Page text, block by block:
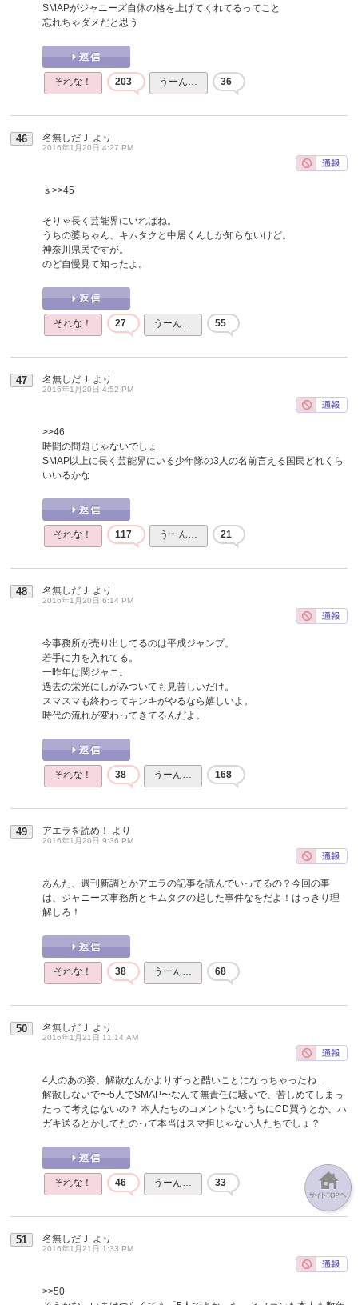
SMAPがジャニーズ自体の格を上げてくれてるってこと
忘れちゃダメだと思う
それな！ 203 うーん… 36
46 名無しだＪ より
2016年1月20日 4:27 PM
ｓ >>45
そりゃ長く芸能界にいればね。
うちの婆ちゃん、キムタクと中居くんしか知らないけど。
神奈川県民ですが。
のど自慢見て知ったよ。
それな！ 27 うーん… 55
47 名無しだＪ より
2016年1月20日 4:52 PM
>>46
時間の問題じゃないでしょ
SMAP以上に長く芸能界にいる少年隊の3人の名前言える国民どれくら
いいるかな
それな！ 117 うーん… 21
48 名無しだＪ より
2016年1月20日 6:14 PM
今事務所が売り出してるのは平成ジャンプ。
若手に力を入れてる。
一昨年は関ジャニ。
過去の栄光にしがみついても見苦しいだけ。
スマスマも終わってキンキがやるなら嬉しいよ。
時代の流れが変わってきてるんだよ。
それな！ 38 うーん… 168
49 アエラを読め！ より
2016年1月20日 9:36 PM
あんた、週刊新調とかアエラの記事を読んでいってるの？今回の事
は、ジャニーズ事務所とキムタクの起した事件なをだよ！はっきり理
解しろ！
それな！ 38 うーん… 68
50 名無しだＪ より
2016年1月21日 11:14 AM
4人のあの姿、解散なんかよりずっと酷いことになっちゃったね…
解散しないで〜5人でSMAP〜なんて無責任に騒いで、苦しめてしまっ
たって考えはないの？ 本人たちのコメントないうちにCD買うとか、ハ
ガキ送るとかしてたのって本当はスマ担じゃない人たちでしょ？
それな！ 46 うーん… 33
51 名無しだＪ より
2016年1月21日 1:33 PM
>>50